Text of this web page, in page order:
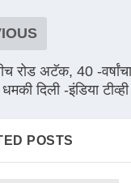
रोड अटॅक, 40 -
दिली -इंडिया टीव्ही
POSTS